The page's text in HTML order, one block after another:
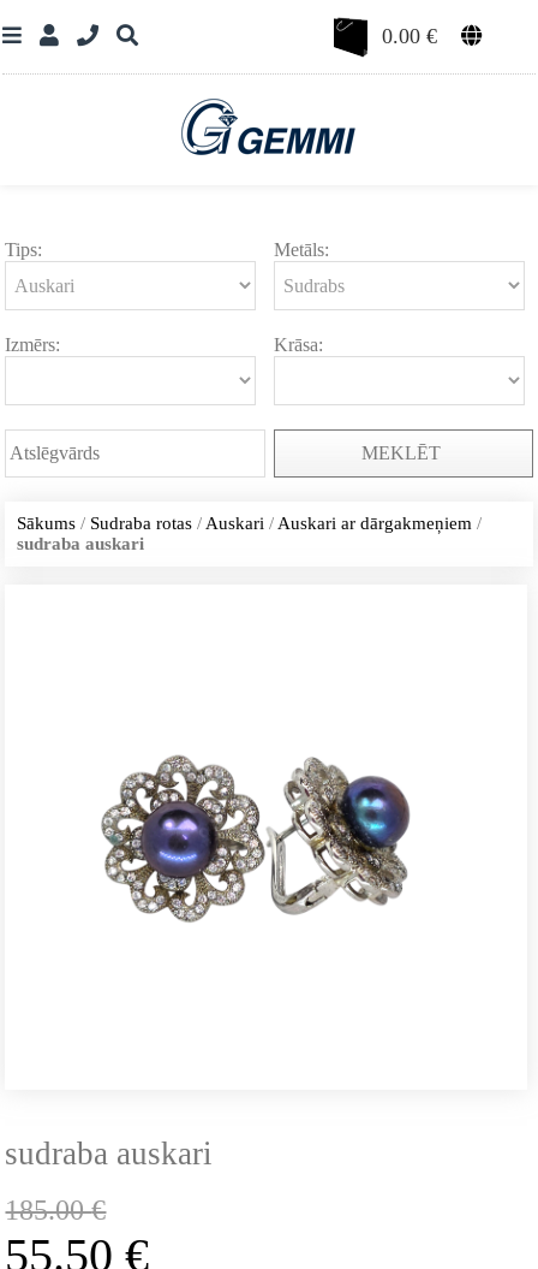
0.00€
Tips: Metāls:
Izmērs: Krāsa:
MEKLĒT
Sākums / Sudraba rotas / Auskari / Auskari ar dārgakmeņiem /
sudraba auskari
sudraba auskari
185.00€
55.50€